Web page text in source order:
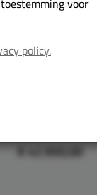
Transmissie:
Kenteken:
€ 42.950,00
voor
policy.